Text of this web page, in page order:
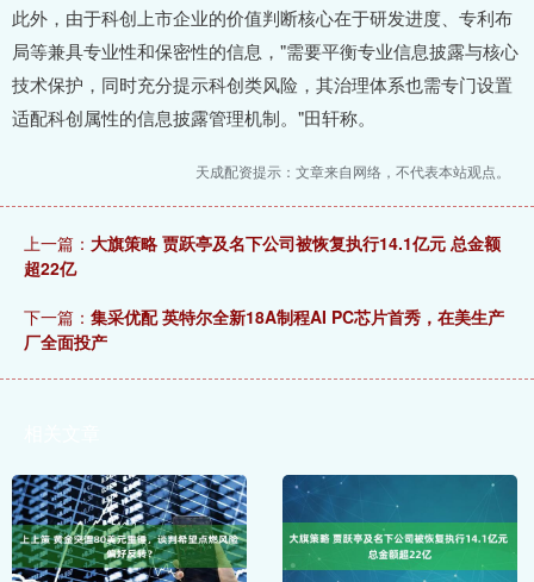
此外，由于科创上市企业的价值判断核心在于研发进度、专利布
局等兼具专业性和保密性的信息，"需要平衡专业信息披露与核心
技术保护，同时充分提示科创类风险，其治理体系也需专门设置
适配科创属性的信息披露管理机制。"田轩称。
天成配资提示：文章来自网络，不代表本站观点。
上一篇： 大旗策略 贾跃亭及名下公司被恢复执行14.1亿元 总金额
超22亿
下一篇： 集采优配 英特尔全新18A制程AI PC芯片首秀，在美生产
厂全面投产